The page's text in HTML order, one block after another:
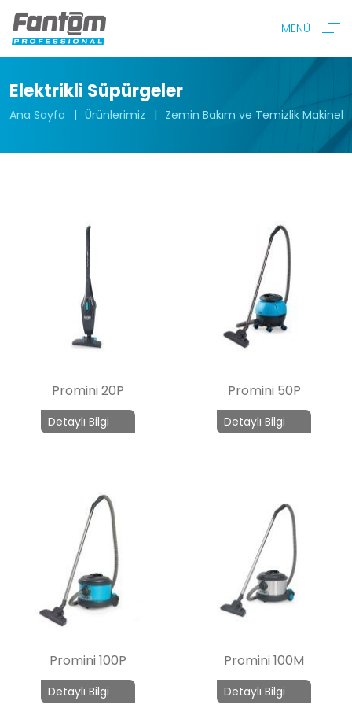
MENÜ
Elektrikli Süpürgeler
Ana Sayfa Ürünlerimiz Zemin Bakım ve Temizlik
Promini 20P
Detaylı Bilgi
Promini 50P
Detaylı Bilgi
Promini 100P
Detaylı Bilgi
Promini 100M
Detaylı Bilgi